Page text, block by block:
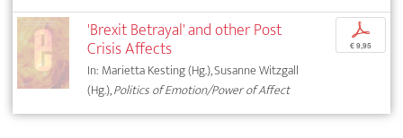
'Brexit Betrayal' and other Post
Crisis Affects
In: Marietta Kesting (Hg.), Susanne Witzgall
(Hg.),Politics of Emotion/Power of Affect
p
€ 9,95